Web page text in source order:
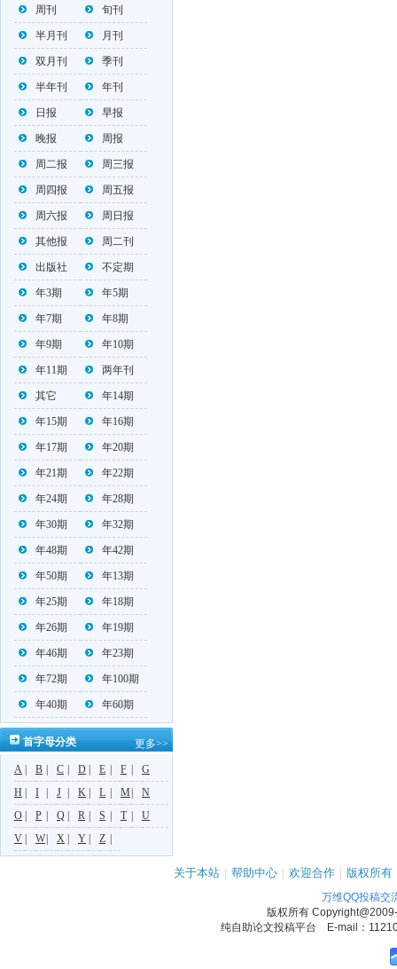
周刊 旬刊
半月刊 月刊
双月刊 季刊
半年刊 年刊
日报 早报
晚报 周报
周二报 周三报
周四报 周五报
周六报 周日报
其他报 周二刊
出版社 不定期
年3期 年5期
年7期 年8期
年9期 年10期
年11期 两年刊
其它 年14期
年15期 年16期
年17期 年20期
年21期 年22期
年24期 年28期
年30期 年32期
年48期 年42期
年50期 年13期
年25期 年18期
年26期 年19期
年46期 年23期
年72期 年100期
年40期 年60期
首字母分类 更多>>
A B C D E F
G
H
I J K L M
N
O
P Q R S T
U
V
W X Y Z
关于本站 | 帮助中心 | 欢迎合作 | 版权所有
万维QQ投稿交
版权所有
纯自助论文投稿平台 E-mail：